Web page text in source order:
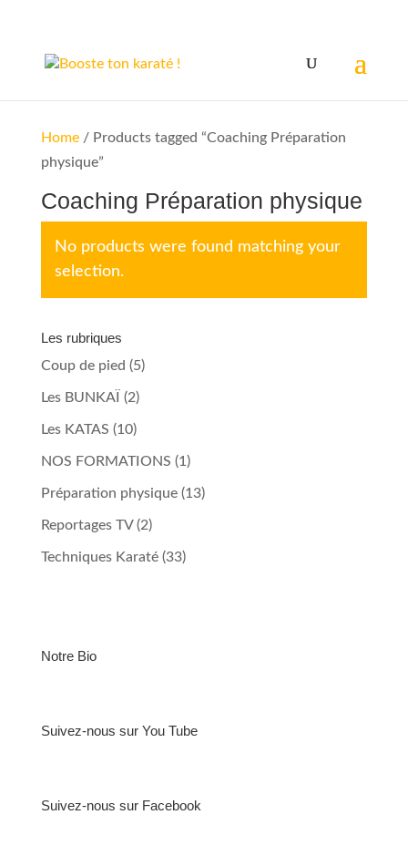
Home/ Products tagged “Coaching Préparation
physique”
Coaching Préparation physique
No products were found matching your
selection.
Les rubriques
Coup de pied (5)
Les BUNKAÏ (2)
Les KATAS (10)
NOS FORMATIONS (1)
Préparation physique(13)
Reportages TV(2)
Techniques Karaté(33)
Notre Bio
Suivez-nous sur You Tube
Suivez-nous sur Facebook